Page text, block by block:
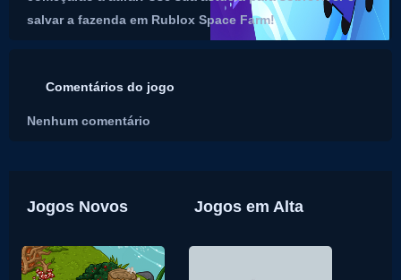
salvar a fazenda em Rublox Space Farm!
Comentários do jogo
Nenhum comentário
Jogos Novos Jogos em Alta